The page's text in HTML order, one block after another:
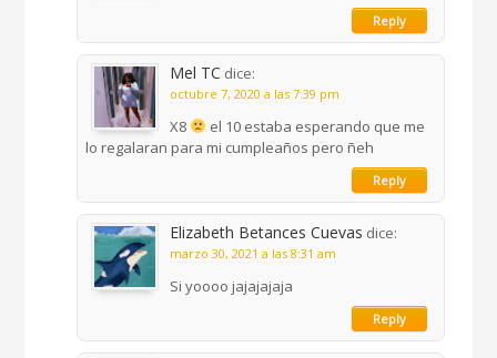
Reply
Mel TC dice:
octubre 7, 2020 a las 7:39 pm
X8
el 10 estaba esperando que me
lo regalaran para mi cumpleaños pero ñeh
Reply
Elizabeth Betances Cuevas dice:
marzo 30, 2021 a las 8:31 am
Si yoooo jajajajaja
Reply